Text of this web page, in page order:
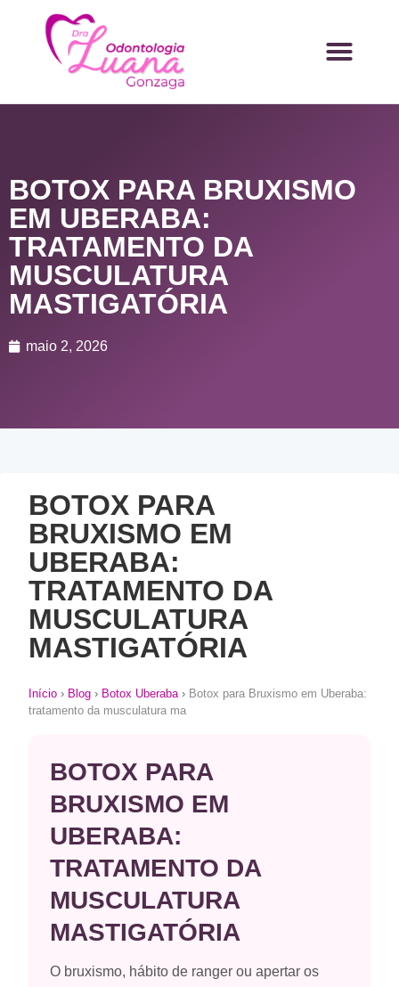
BOTOX PARA BRUXISMO
EM UBERABA:
TRATAMENTO DA
MUSCULATURA
MASTIGATÓRIA
maio 2, 2026
BOTOX PARA
BRUXISMO EM
UBERABA:
TRATAMENTO DA
MUSCULATURA
MASTIGATÓRIA
Início › Blog › Botox Uberaba› Botox para Bruxismo em Uberaba:
tratamento da musculatura ma
BOTOX PARA
BRUXISMO EM
UBERABA:
TRATAMENTO DA
MUSCULATURA
MASTIGATÓRIA
O bruxismo, hábito de ranger ou apertar os